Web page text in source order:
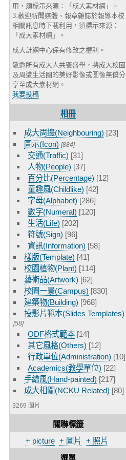
用，須標示來源：「成大素材網」。
3.歡迎新聞媒體、報章雜誌於報導本校
相關訊息時下載利用，須標示來源：
「成大素材網」。
成大計網中心保有修改之權利。
敬邀所有成大人共襄盛舉，將成大校園
及周遭生活圈的美好影像或圖像無償分
享至成大素材網。
我要投稿
相冊
成大周邊(Neighbouring) [23]
圖示(Icon) [884]
交通(Traffic) [31]
人物(People) [37]
百分比(Percentage) [12]
童趣風(Childlike) [42]
字母(Alphabet) [286]
數字(Numeral) [120]
生活(Life) [202]
符號(Sign) [96]
資訊(Information) [58]
樣版(Template) [41]
校園植物(Plant) [114]
藝術品(Artwork) [62]
校園一景(Campus) [830]
建築物(Building) [968]
投影片範本(Slides Templates)
[58]
ODF格式範本 [14]
其它風格(Others) [12]
行政單位(Administration) [10]
Academics(教學單位) [22]
手繪風(Hand-painted) [217]
成大相關(NCKU Related) [80]
3269 圖片
關聯標籤
+ picture + 圖片
+ 照片
選單